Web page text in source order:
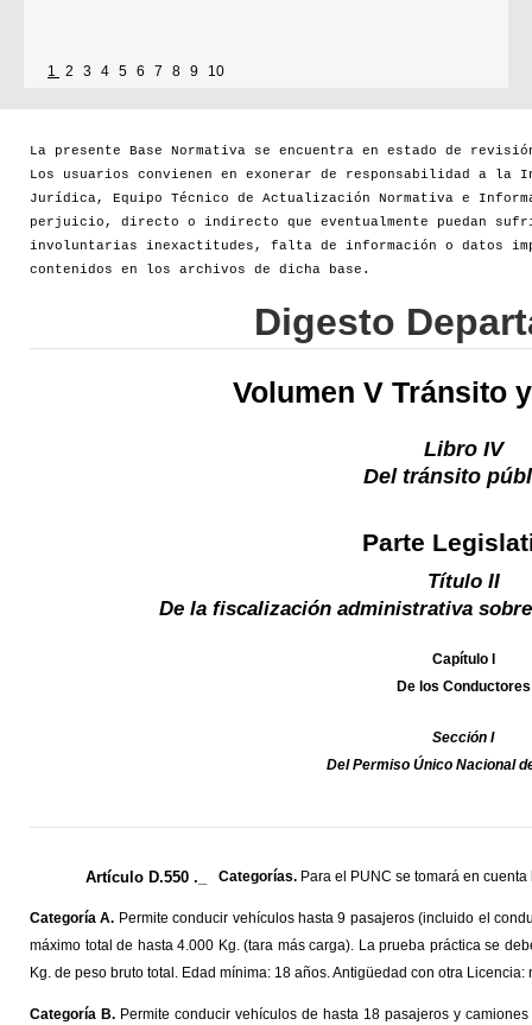
1 2 3 4 5 6 7 8 9 10
La presente Base Normativa se encuentra en estado de
Los usuarios convienen en exonerar de responsabilidad a la
Jurídica, Equipo Técnico de Actualización Normativa e
perjuicio, directo o indirecto que eventualmente puedan
involuntarias inexactitudes, falta de información o datos
contenidos en los archivos de dicha base.
Digesto
Volumen V Tránsito
Libro IV
Del tránsito
Parte
Título II
De la fiscalización administrativa
Capítulo I
De los Conductores
Sección I
Del Permiso Único Nacional
Artículo D.550 ._ Categorías. Para el PUNC se tomará en
Categoría A. Permite conducir vehículos hasta 9 pasajeros (incluido el
máximo total de hasta 4.000 Kg. (tara más carga). La prueba práctica se
Kg. de peso bruto total. Edad mínima: 18 años. Antigüedad con otra Licencia:
Categoría B. Permite conducir vehículos de hasta 18 pasajeros y